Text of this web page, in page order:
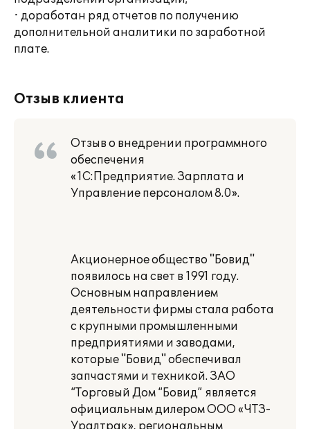
· доработан ряд отчетов по получению
дополнительной аналитики по заработной
плате.
Отзыв клиента
Отзыв о внедрении программного
обеспечения
«1С:Предприятие. Зарплата и
Управление персоналом 8.0».
Акционерное общество "Бовид"
появилось на свет в 1991 году.
Основным направлением
деятельности фирмы стала работа
с крупными промышленными
предприятиями и заводами,
которые "Бовид" обеспечивал
запчастями и техникой. ЗАО
“Торговый Дом “Бовид” является
официальным дилером ООО «ЧТЗ-
Уралтрак», региональным